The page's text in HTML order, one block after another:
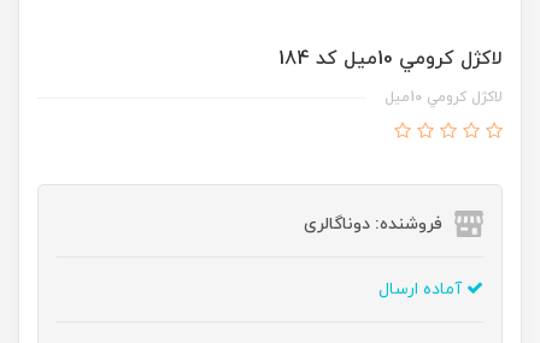
لاکژل کرومي 10ميل کد 184
لاکژل کرومي 10ميل
فروشنده: دوناگالری
آماده ارسال